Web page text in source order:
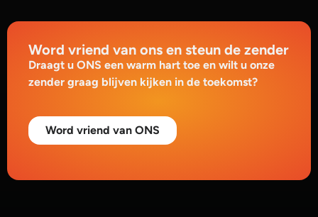
Word vriend van ons en steun de zender
Draagt u ONS een warm hart toe en wilt u onze
zender graag blijven kijken in de toekomst?
Word vriend van ONS